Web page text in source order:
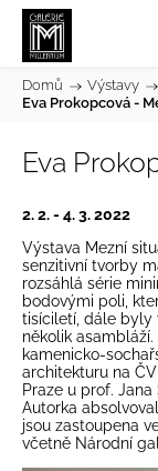
Domů / Výstavy /
Eva Prokopcová -
Eva
2. 2. - 4. 3. 2022
Výstava Mezní
senzitivní tvorby
rozsáhlá série
bodovými poli,
tisíciletí, dále byly
několik asambláží.
kamenicko-
architekturu na
Praze u prof.
Autorka
jsou zastoupena
včetně Národní